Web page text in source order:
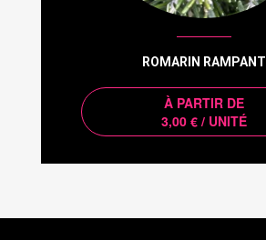
ROMARIN RAMPANT
À PARTIR DE
3,00 € / UNITÉ